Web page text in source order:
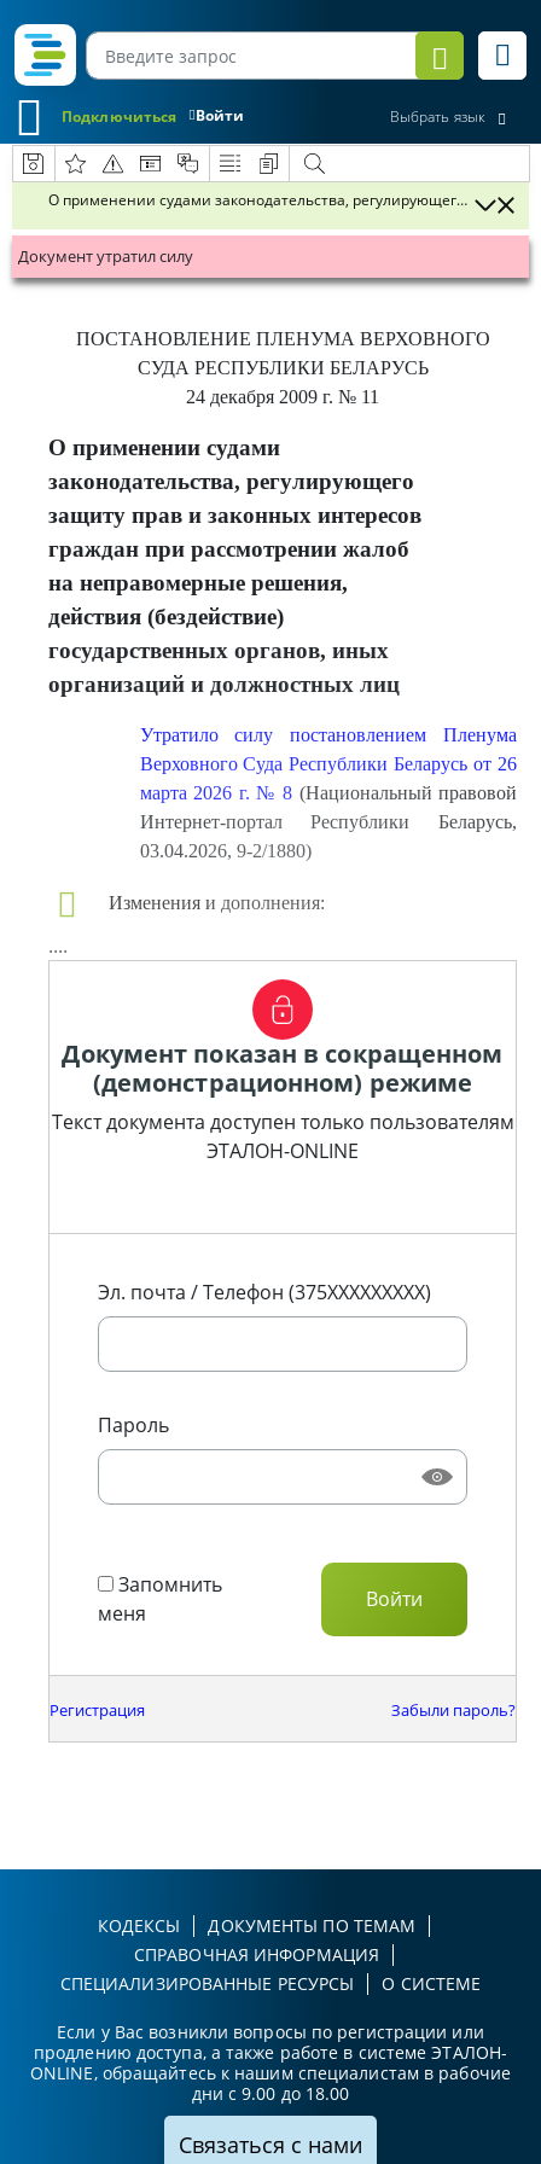
Войти
Подключиться Выбрать язык
О применении судами законодательства, регулирующего защиту
Документ утратил силу
ПОСТАНОВЛЕНИЕ ПЛЕНУМА ВЕРХОВНОГО
СУДА РЕСПУБЛИКИ БЕЛАРУСЬ
24 декабря 2009 г. № 11
О применении судами
законодательства, регулирующего
защиту прав и законных интересов
граждан при рассмотрении жалоб
на неправомерные решения,
действия (бездействие)
государственных органов, иных
организаций и должностных лиц
Утратило силу постановлением Пленума
Верховного Суда Республики Беларусь от 26
марта 2026 г. № 8 (Национальный правовой
Интернет-портал Республики Беларусь,
03.04.2026, 9-2/1880)
Изменения и дополнения:
....
Документ показан в сокращенном
(демонстрационном) режиме
Текст документа доступен только пользователям
ЭТАЛОН-ONLINE
Эл. почта / Телефон (375XXXXXXXXX)
Пароль
Запомнить
меня
Регистрация Забыли пароль?
КОДЕКСЫ
ДОКУМЕНТЫ ПО ТЕМАМ
СПРАВОЧНАЯ ИНФОРМАЦИЯ
СПЕЦИАЛИЗИРОВАННЫЕ РЕСУРСЫ
О СИСТЕМЕ
Если у Вас возникли вопросы по регистрации или
продлению доступа, а также работе в системе ЭТАЛОН-
ONLINE, обращайтесь к нашим специалистам в рабочие
дни с 9.00 до 18.00
Связаться с нами